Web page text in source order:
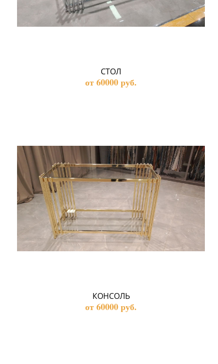
СТОЛ
от 60000 руб.
КОНСОЛЬ
от 60000 руб.